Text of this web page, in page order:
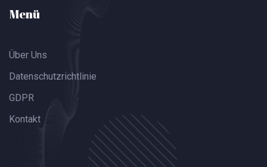
Menü
Über Uns
Datenschutzrichtlinie
GDPR
Kontakt